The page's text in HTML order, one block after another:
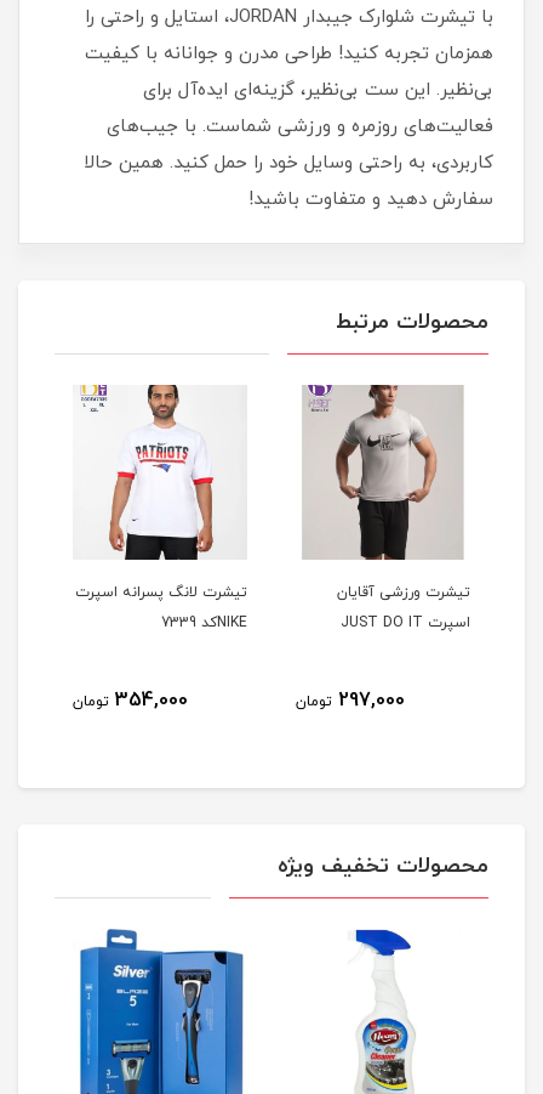
با تیشرت شلوارک جیبدار JORDAN، استایل و راحتی را
همزمان تجربه کنید! طراحی مدرن و جوانانه با کیفیت
بی‌نظیر. این ست بی‌نظیر، گزینه‌ای ایده‌آل برای
فعالیت‌های روزمره و ورزشی شماست. با جیب‌های
کاربردی، به راحتی وسایل خود را حمل کنید. همین حالا
سفارش دهید و متفاوت باشید!
محصولات مرتبط
تیشرت ورزشی آقایان
اسپرت JUST DO IT
297,000 تومان
تیشرت لانگ پسرانه اسپرت
NIKEکد 7339
354,000 تومان
محصولات تخفیف ویژه